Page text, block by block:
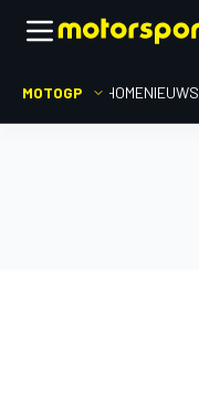
MOTOGP HOMENIEUWS